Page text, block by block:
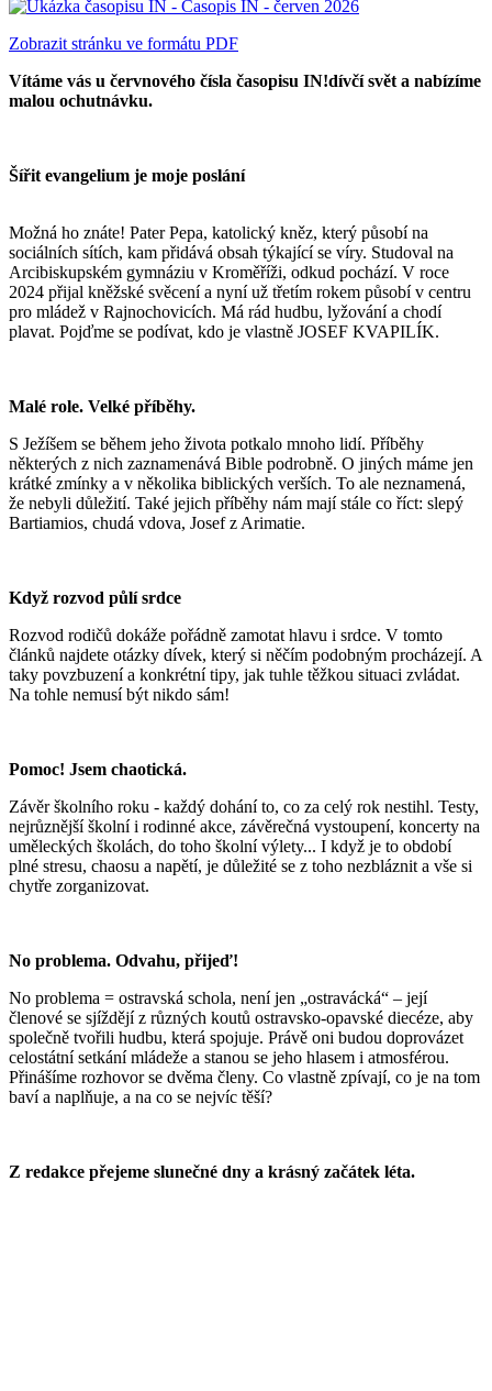
Zobrazit stránku ve formátu PDF
Vítáme vás u červnového čísla časopisu IN!dívčí svět a nabízíme
malou ochutnávku.
Šířit evangelium je moje poslání
Možná ho znáte! Pater Pepa, katolický kněz, který působí na
sociálních sítích, kam přidává obsah týkající se víry. Studoval na
Arcibiskupském gymnáziu v Kroměříži, odkud pochází. V roce
2024 přijal kněžské svěcení a nyní už třetím rokem působí v centru
pro mládež v Rajnochovicích. Má rád hudbu, lyžování a chodí
plavat. Pojďme se podívat, kdo je vlastně JOSEF KVAPILÍK.
Malé role. Velké příběhy.
S Ježíšem se během jeho života potkalo mnoho lidí. Příběhy
některých z nich zaznamenává Bible podrobně. O jiných máme jen
krátké zmínky a v několika biblických verších. To ale neznamená,
že nebyli důležití. Také jejich příběhy nám mají stále co říct: slepý
Bartiamios, chudá vdova, Josef z Arimatie.
Když rozvod půlí srdce
Rozvod rodičů dokáže pořádně zamotat hlavu i srdce. V tomto
článků najdete otázky dívek, který si něčím podobným procházejí. A
taky povzbuzení a konkrétní tipy, jak tuhle těžkou situaci zvládat.
Na tohle nemusí být nikdo sám!
Pomoc! Jsem chaotická.
Závěr školního roku - každý dohání to, co za celý rok nestihl. Testy,
nejrůznější školní i rodinné akce, závěrečná vystoupení, koncerty na
uměleckých školách, do toho školní výlety... I když je to období
plné stresu, chaosu a napětí, je důležité se z toho nezbláznit a vše si
chytře zorganizovat.
No problema. Odvahu, přijeď!
No problema = ostravská schola, není jen „ostravácká“ – její
členové se sjíždějí z různých koutů ostravsko-opavské diecéze, aby
společně tvořili hudbu, která spojuje. Právě oni budou doprovázet
celostátní setkání mládeže a stanou se jeho hlasem i atmosférou.
Přinášíme rozhovor se dvěma členy. Co vlastně zpívají, co je na tom
baví a naplňuje, a na co se nejvíc těší?
Z redakce přejeme slunečné dny a krásný začátek léta.